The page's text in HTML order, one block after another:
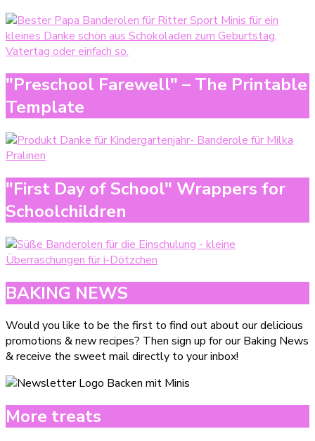
"Preschool Farewell" – The Printable
Template
"First Day of School" Wrappers for
Schoolchildren
BAKING NEWS
Would you like to be the first to find out about our delicious
promotions & new recipes? Then sign up for our Baking News
& receive the sweet mail directly to your inbox!
More treats